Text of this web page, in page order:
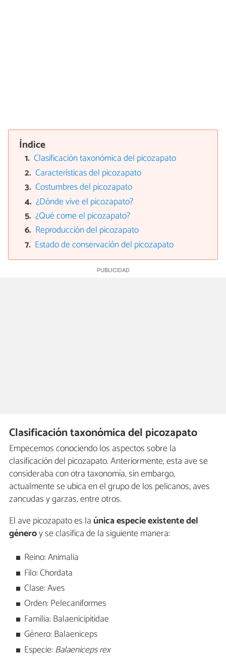
Índice
Clasificación taxonómica del picozapato
Características del picozapato
Costumbres del picozapato
¿Dónde vive el picozapato?
¿Qué come el picozapato?
Reproducción del picozapato
Estado de conservación del picozapato
Clasificación taxonómica del picozapato
Empecemos conociendo los aspectos sobre la
clasificación del picozapato. Anteriormente, esta ave se
consideraba con otra taxonomía, sin embargo,
actualmente se ubica en el grupo de los pelicanos, aves
zancudas y garzas, entre otros.
El ave picozapato es la única especie existente del
géneroy se clasifica de la siguiente manera:
Reino: Animalia
Filo: Chordata
Clase: Aves
Orden: Pelecaniformes
Familia: Balaenicipitidae
Género: Balaeniceps
Especie: Balaeniceps rex